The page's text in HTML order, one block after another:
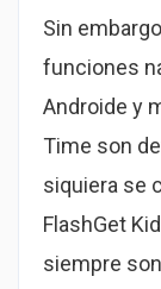
Sin
funciones
Androide y
Time son
siquiera se
FlashGet
siempre